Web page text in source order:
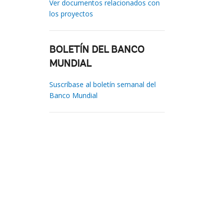
Ver documentos relacionados con
los proyectos
BOLETÍN DEL BANCO
MUNDIAL
Suscríbase al boletín semanal del
Banco Mundial